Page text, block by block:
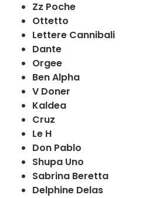
Zz Poche
Ottetto
Lettere Cannibali
Dante
Orgee
Ben Alpha
V Doner
Kaldea
Cruz
Le H
Don Pablo
Shupa Uno
Sabrina Beretta
Delphine Delas